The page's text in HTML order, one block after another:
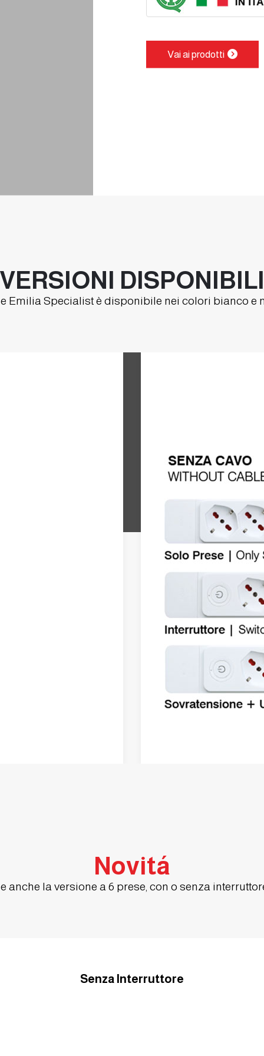
Vai ai prodotti
VERSIONI DISPONIBILI
Specialist è disponibile nei colori bianco e
Novitá
anche la versione a 6 prese, con o senza
Senza Interruttore